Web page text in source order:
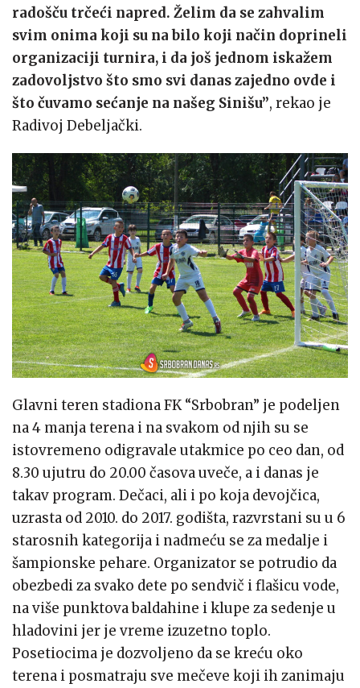
radošču trčeći napred. Želim da se zahvalim
svim onima koji su na bilo koji način doprineli
organizaciji turnira, i da još jednom iskažem
zadovoljstvo što smo svi danaszajedno ovde i
što čuvamo sećanje na našeg Sinišu”, rekao je
Radivoj Debeljački.
Glavni teren stadiona FK “Srbobran” je podeljen
na 4 manja terena i na svakom od njih su se
istovremeno odigravale utakmice po ceo dan, od
8.30 ujutru do 20.00 časova uveče, a i danas je
takav program. Dečaci, ali i po koja devojčica,
uzrasta od 2010. do 2017. godišta, razvrstani su u 6
starosnih kategorija i nadmeću se za medalje i
šampionske pehare. Organizator se potrudio da
obezbedi za svako dete po sendvič i flašicu vode,
na više punktova baldahine i klupe za sedenje u
hladovini jer je vreme izuzetno toplo.
Posetiocima je dozvoljeno da se kreću oko
terena i posmatraju sve mečeve koji ih zanimaju